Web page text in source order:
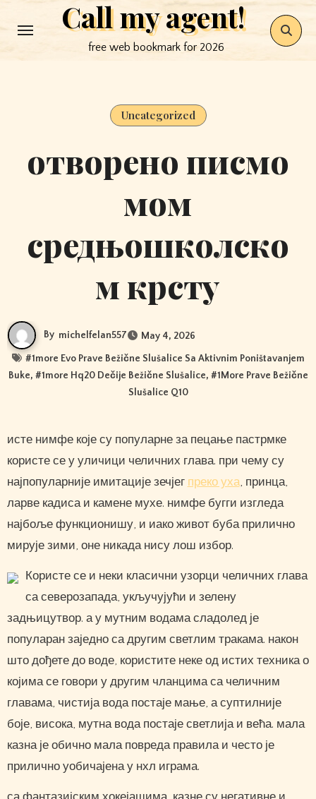
to
Call my agent!
free web bookmark for 2026
Uncategorized
отворено писмо
мом
средњошколско
м крсту
By michelfelan557 May 4, 2026
#1more Evo Prave Bežične Slušalice Sa Aktivnim Poništavanjem
Buke, #1more Hq20 Dečije Bežične Slušalice, #1More Prave Bežične
Slušalice Q10
исте нимфе које су популарне за пецање пастрмке
користе се у уличици челичних глава. при чему су
најпопуларније имитације зечјег преко уха, принца,
ларве кадиса и камене мухе. нимфе бугги изгледа
најбоље функционишу, и иако живот буба прилично
мирује зими, оне никада нису лош избор.
Користе се и неки класични узорци челичних глава
са северозапада, укључујући и зелену
задњицутвор. а у мутним водама сладолед је
популаран заједно са другим светлим тракама. након
што дођете до воде, користите неке од истих техника о
којима се говори у другим чланцима са челичним
главама, чистија вода постаје мање, а суптилније
боје, висока, мутна вода постаје светлија и већа. мала
казна је обично мала повреда правила и често је
прилично уобичајена у нхл играма.